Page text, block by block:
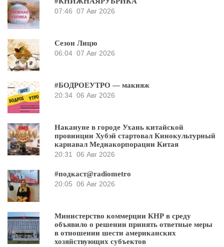
07:46 07 Авг 2026
Сезон Лицю
06:04 07 Авг 2026
#БОДРОЕУТРО — макияж
20:34 06 Авг 2026
Накануне в городе Ухань китайской
провинции Хубэй стартовал Кинокультурный
карнавал Медиакорпорации Китая
20:31
06 Авг 2026
#подкаст@radiometro
20:05 06 Авг 2026
Министерство коммерции КНР в среду
объявило о решении принять ответные меры
в отношении шести американских
хозяйствующих субъектов